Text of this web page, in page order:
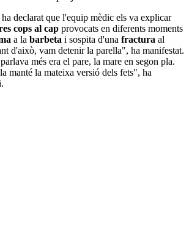
declarat que l'equip mèdic els va explicar
cops al cap provocats en diferents moments
a la barbeta i sospita d'una fractura al
d'això, vam detenir la parella", ha manifestat.
més era el pare, la mare en segon pla.
manté la mateixa versió dels fets", ha